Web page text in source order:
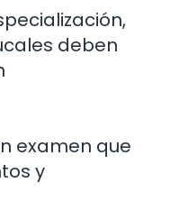
deben
examen que
y